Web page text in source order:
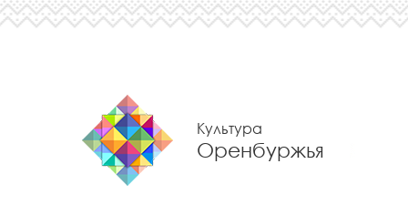
Культура
Оренбуржья